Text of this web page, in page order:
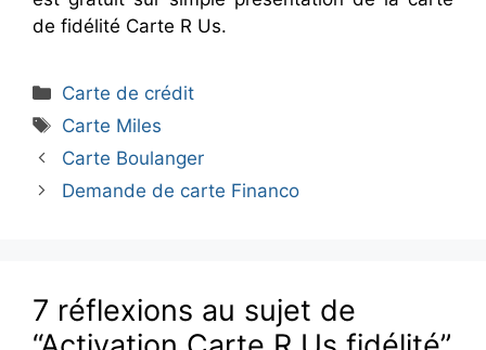
de fidélité Carte R Us.
Catégories
Carte de crédit
Étiquettes
Carte Miles
Carte Boulanger
Demande de carte Financo
7 réflexions au sujet de